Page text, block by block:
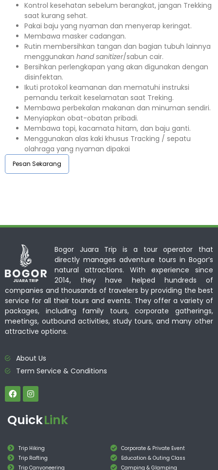
Kontrol kesehatan sebelum berangkat, jangan Trekking
saat kurang sehat.
Pakai baju yang nyaman dan menyerap keringat.
Membawa masker cadangan.
Rutin membersihkan tangan dan bagian tubuh lainnya
menggunakan hand sanitizer/sabun cair.
Bersihkan perlengkapan yang akan digunakan dengan
disinfektan.
Ikuti protokol keamanan dan mematuhi instruksi
pemandu terkait keselamatan saat Treking.
Membawa perbekalan makanan dan minuman sendiri.
Menyiapkan obat-obatan pribadi.
Membawa topi, kacamata hitam, dan baju ganti.
Menggunakan alas kaki khusus Tracking / sepatu
olahraga yang nyaman dipakai
Pesan Sekarang
Bogor Juara Trip is a tour operator that
directly manages adventure tours in Bogor’s
natural attractions. With experience since
2014, they have helped hundreds of
companies and thousands of travelers by providing the best
service for all their tours and events. They offer a variety of
packages, including family tours, corporate gatherings,
meetings, outbound activities, study tours, and many other
attractive options.
About Us
Term Service & Conditions
QuickLink
Trip Hiking
Trip Rafting
Trip Canyoneering
Corporate & Private Event
Education & Outing Class
Camping & Glamping